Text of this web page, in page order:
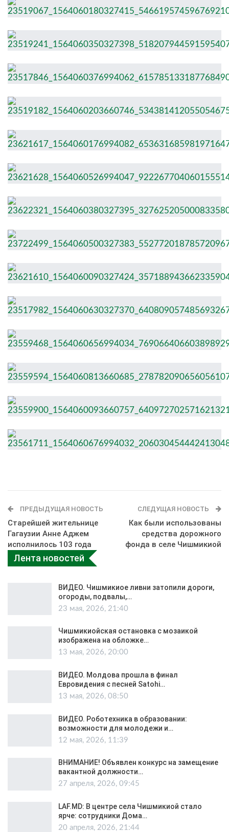
ПРЕДЫДУЩАЯ НОВОСТЬ
Старейшей жительнице
Гагаузии Анне Аджем
исполнилось 103 года
СЛЕДУЩАЯ НОВОСТЬ
Как были использованы
средства дорожного
фонда в селе Чишмикиой
Лента новостей
ВИДЕО. Чишмикиое ливни затопили дороги,
огороды, подвалы,…
23 мая, 2026, 21:40
Чишмикиойская остановка с мозаикой
изображена на обложке…
13 мая, 2026, 20:00
ВИДЕО. Молдова прошла в финал
Евровидения с песней Satohi…
13 мая, 2026, 08:50
ВИДЕО. Роботехника в образовании:
возможности для молодежи и…
12 мая, 2026, 11:39
ВНИМАНИЕ! Объявлен конкурс на замещение
вакантной должности…
27 апреля, 2026, 09:45
LAF.MD: В центре села Чишмикиой стало
ярче: сотрудники Дома…
20 апреля, 2026, 21:44